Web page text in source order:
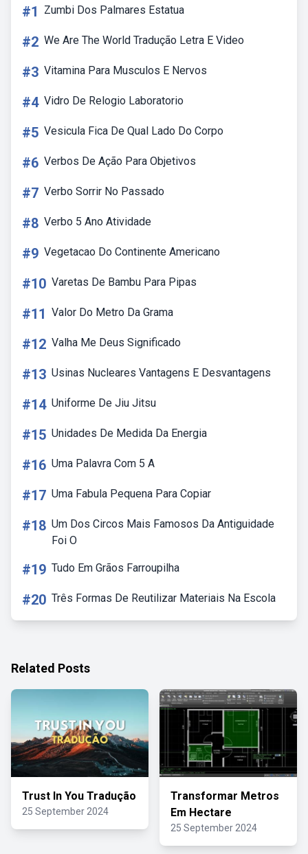
#1 Zumbi Dos Palmares Estatua
#2 We Are The World Tradução Letra E Video
#3 Vitamina Para Musculos E Nervos
#4 Vidro De Relogio Laboratorio
#5 Vesicula Fica De Qual Lado Do Corpo
#6 Verbos De Ação Para Objetivos
#7 Verbo Sorrir No Passado
#8 Verbo 5 Ano Atividade
#9 Vegetacao Do Continente Americano
#10 Varetas De Bambu Para Pipas
#11 Valor Do Metro Da Grama
#12 Valha Me Deus Significado
#13 Usinas Nucleares Vantagens E Desvantagens
#14 Uniforme De Jiu Jitsu
#15 Unidades De Medida Da Energia
#16 Uma Palavra Com 5 A
#17 Uma Fabula Pequena Para Copiar
#18 Um Dos Circos Mais Famosos Da Antiguidade
Foi O
#19 Tudo Em Grãos Farroupilha
#20 Três Formas De Reutilizar Materiais Na Escola
Related Posts
Trust In You Tradução
25 September 2024
Transformar Metros
Em Hectare
25 September 2024